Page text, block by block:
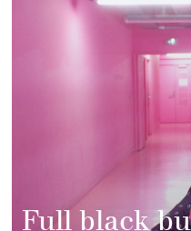
Full black